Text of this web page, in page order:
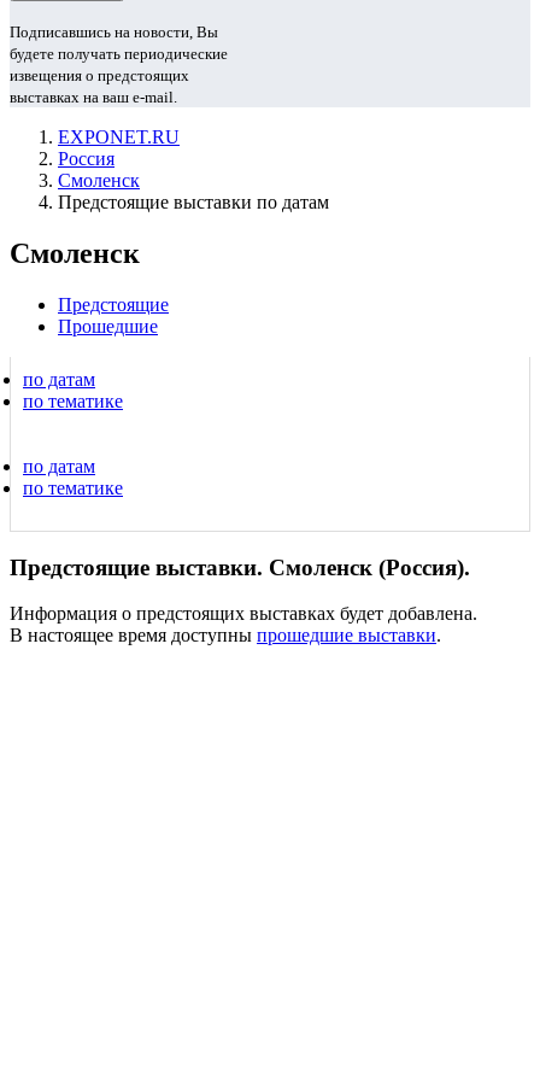
Подписавшись на новости, Вы
будете получать периодические
извещения о предстоящих
выставках на ваш e-mail.
EXPONET.RU
Россия
Смоленск
Предстоящие выставки по датам
Смоленск
Предстоящие
Прошедшие
по датам
по тематике
по датам
по тематике
Предстоящие выставки. Смоленск (Россия).
Информация о предстоящих выставках будет добавлена.
В настоящее время доступны прошедшие выставки.